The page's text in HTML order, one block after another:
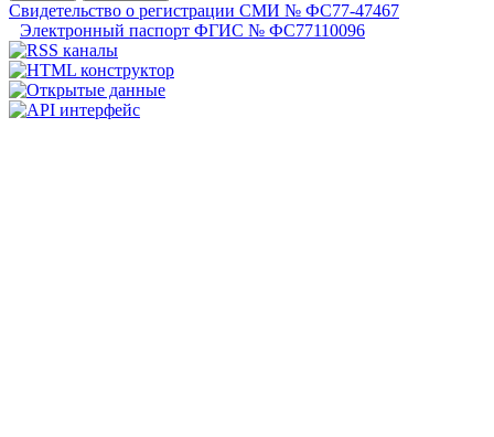
Свидетельство о регистрации СМИ № ФС77-47467
Электронный паспорт ФГИС № ФС77110096